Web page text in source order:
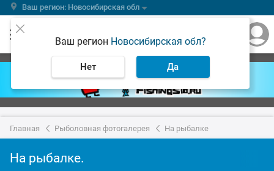
Ваш регион: Новосибирская обл
Ваш регион Новосибирская обл?
Нет Да
Главная Рыболовная фотогалерея На рыбалке
На рыбалке.